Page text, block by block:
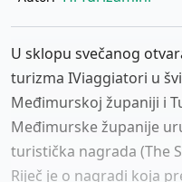
U sklopu svečanog
turizma IViaggiatori u
Međimurskoj županiji i
Međimurske županije
turistička nagrada (The
Riječ je o nagradi koja